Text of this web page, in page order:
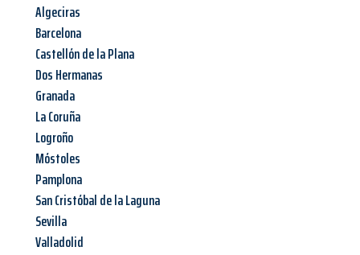
Algeciras
Barcelona
Castellón de la Plana
Dos Hermanas
Granada
La Coruña
Logroño
Móstoles
Pamplona
San Cristóbal de la Laguna
Sevilla
Valladolid